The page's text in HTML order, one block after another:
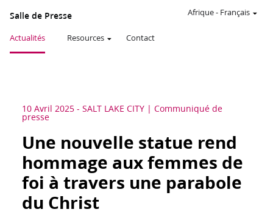
Salle de Presse
Actualités Resources Contact
Afrique- Français
10 Avril 2025 - SALT LAKE CITY Communiqué de
presse
Une nouvelle statue rend
hommage aux femmes de
foi à travers une parabole
du Christ